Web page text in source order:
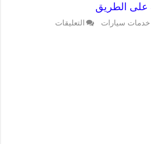
على الطريق
خدمات سيارات التعليقات